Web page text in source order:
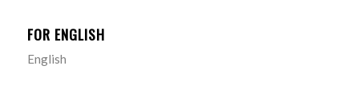
FOR ENGLISH
English